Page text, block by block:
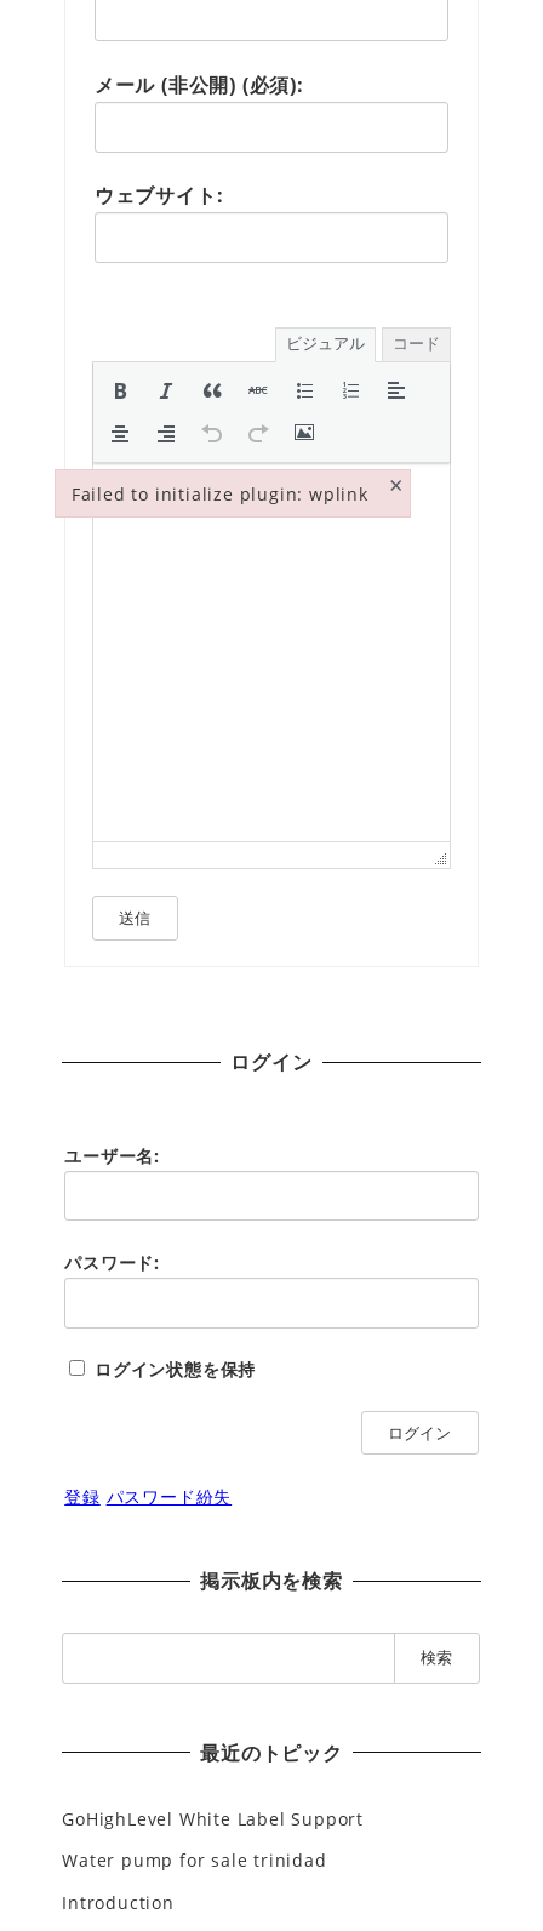
メール (非公開) (必須):
ウェブサイト:
ビジュアル コード
送信
ログイン
ユーザー名:
パスワード:
ログイン状態を保持
ログイン
登録 パスワード紛失
掲示板内を検索
索
最近のトピック
GoHighLevel White Label Support
Water pump for sale trinidad
Introduction
Failed to initialize plugin: wplink ×
Failed to initialize plugin: wplink